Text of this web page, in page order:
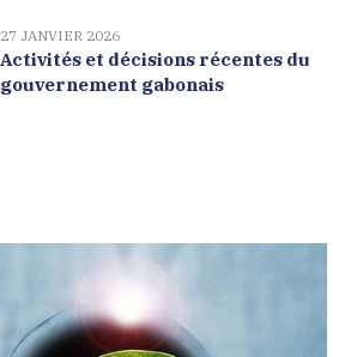
27 JANVIER 2026
Activités et décisions récentes du
gouvernement gabonais